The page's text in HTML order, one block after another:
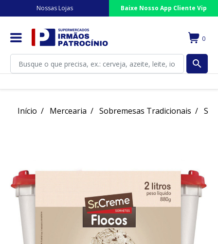
Nossas Lojas Baixe Nosso App Cliente Vip
0
search
Início Mercearia Sobremesas Tradicionais